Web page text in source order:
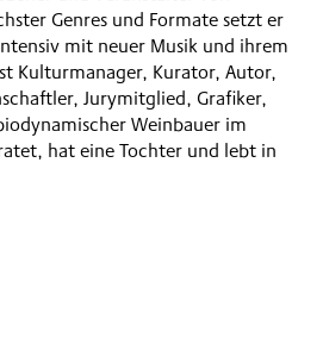
Genres und Formate setzt er
mit neuer Musik und ihrem
Kulturmanager, Kurator, Autor,
Jurymitglied, Grafiker,
Weinbauer im
hat eine Tochter und lebt in